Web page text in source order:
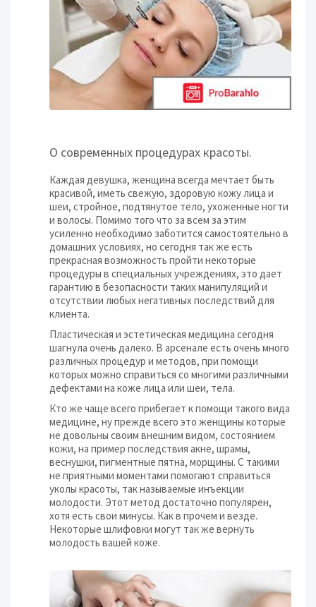
О современных процедурах красоты.
Каждая девушка, женщина всегда мечтает быть
красивой, иметь свежую, здоровую кожу лица и
шеи, стройное, подтянутое тело, ухоженные ногти
и волосы. Помимо того что за всем за этим
усиленно необходимо заботится самостоятельно в
домашних условиях, но сегодня так же есть
прекрасная возможность пройти некоторые
процедуры в специальных учреждениях, это дает
гарантию в безопасности таких манипуляций и
отсутствии любых негативных последствий для
клиента.
Пластическая и эстетическая медицина сегодня
шагнула очень далеко. В арсенале есть очень много
различных процедур и методов, при помощи
которых можно справиться со многими различными
дефектами на коже лица или шеи, тела.
Кто же чаще всего прибегает к помощи такого вида
медицине, ну прежде всего это женщины которые
не довольны своим внешним видом, состоянием
кожи, на пример последствия акне, шрамы,
веснушки, пигментные пятна, морщины. С такими
не приятными моментами помогают справиться
уколы красоты, так называемые инъекции
молодости. Этот метод достаточно популярен,
хотя есть свои минусы. Как в прочем и везде.
Некоторые шлифовки могут так же вернуть
молодость вашей коже.